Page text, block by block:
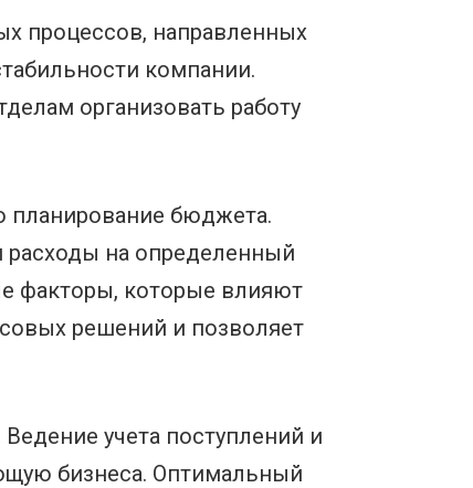
процессов, направленных
компании.
организовать работу
планирование бюджета.
на определенный
факторы, которые влияют
решений и позволяет
учета поступлений и
бизнеса. Оптимальный